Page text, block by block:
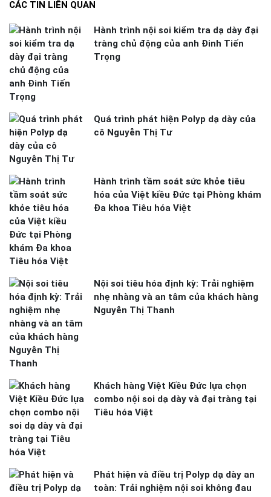
CÁC TIN LIÊN QUAN
Hành trình nội soi kiểm tra dạ dày đại
tràng chủ động của anh Đinh Tiến
Trọng
Quá trình phát hiện Polyp dạ dày của
cô Nguyễn Thị Tư
Hành trình tầm soát sức khỏe tiêu
hóa của Việt kiều Đức tại Phòng khám
Đa khoa Tiêu hóa Việt
Nội soi tiêu hóa định kỳ: Trải nghiệm
nhẹ nhàng và an tâm của khách hàng
Nguyễn Thị Thanh
Khách hàng Việt Kiều Đức lựa chọn
combo nội soi dạ dày và đại tràng tại
Tiêu hóa Việt
Phát hiện và điều trị Polyp dạ dày an
toàn: Trải nghiệm nội soi không đau